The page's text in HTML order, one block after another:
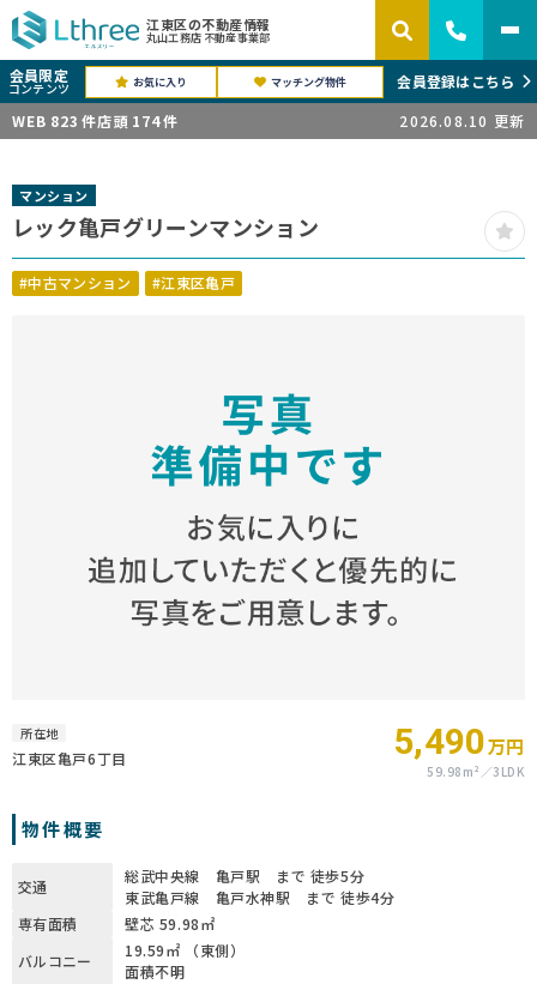
江東区の不動産情報
丸山工務店 不動産事業部
会員限定
コンテンツ お気に入り マッチング物件
会員登録はこちら
WEB 823 件店頭 174件 2026.08.10 更新
マンション
レック亀戸グリーンマンション
#中古マンション #江東区亀戸
所在地
江東区亀戸6丁目 5,490万円
59.98m² 3LDK
物件概要
交通
総武中央線 亀戸駅 まで 徒歩5分
東武亀戸線 亀戸水神駅 まで 徒歩4分
専有面積
壁芯 59.98㎡
バルコニー
19.59㎡ （東側）
面積不明